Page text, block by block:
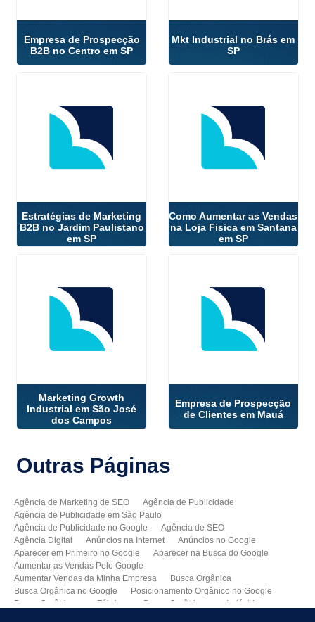
Empresa de Prospecção
B2B no Centro em SP
Mkt Industrial no Brás em
SP
Estratégias de Marketing
B2B no Jardim Paulistano
em SP
Como Aumentar as Vendas
na Loja Fisica em Santana
em SP
Marketing Growth
Industrial em São José
dos Campos
Empresa de Prospecção
de Clientes em Mauá
Outras Páginas
Agência de Marketing de SEO
Agência de Publicidade
Agência de Publicidade em São Paulo
Agência de Publicidade no Google
Agência de SEO
Agência Digital
Anúncios na Internet
Anúncios no Google
Aparecer em Primeiro no Google
Aparecer na Busca do Google
Aumentar as Vendas Pelo Google
Aumentar Vendas da Minha Empresa
Busca Orgânica
Busca Orgânica no Google
Posicionamento Orgânico no Google
Busca Orgânica para Fábricas
Busca Orgânica para Indústrias